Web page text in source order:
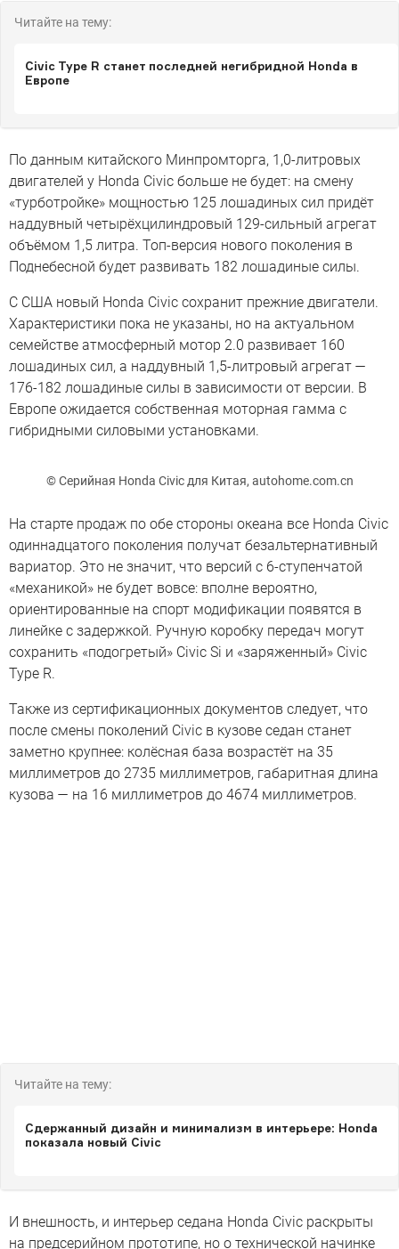
Читайте на тему:
Civic Type R станет последней негибридной Honda в
Европе
По данным китайского Минпромторга, 1,0-литровых
двигателей у Honda Civic больше не будет: на смену
«турботройке» мощностью 125 лошадиных сил придёт
наддувный четырёхцилиндровый 129-сильный агрегат
объёмом 1,5 литра. Топ-версия нового поколения в
Поднебесной будет развивать 182 лошадиные силы.
С США новый Honda Civic сохранит прежние двигатели.
Характеристики пока не указаны, но на актуальном
семействе атмосферный мотор 2.0 развивает 160
лошадиных сил, а наддувный 1,5-литровый агрегат —
176-182 лошадиные силы в зависимости от версии. В
Европе ожидается собственная моторная гамма с
гибридными силовыми установками.
© Серийная Honda Civic для Китая, autohome.com.cn
На старте продаж по обе стороны океана все Honda Civic
одиннадцатого поколения получат безальтернативный
вариатор. Это не значит, что версий с 6-ступенчатой
«механикой» не будет вовсе: вполне вероятно,
ориентированные на спорт модификации появятся в
линейке с задержкой. Ручную коробку передач могут
сохранить «подогретый» Civic Si и «заряженный» Civic
Type R.
Также из сертификационных документов следует, что
после смены поколений Civic в кузове седан станет
заметно крупнее: колёсная база возрастёт на 35
миллиметров до 2735 миллиметров, габаритная длина
кузова — на 16 миллиметров до 4674 миллиметров.
Читайте на тему:
Сдержанный дизайн и минимализм в интерьере: Honda
показала новый Civic
И внешность, и интерьер седана Honda Civic раскрыты
на предсерийном прототипе, но о технической начинке